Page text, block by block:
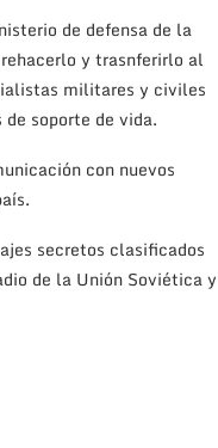
de defensa de la
y trasnferirlo al
militares y civiles
soporte de vida.
con nuevos
secretos clasificados
de la Unión Soviética y